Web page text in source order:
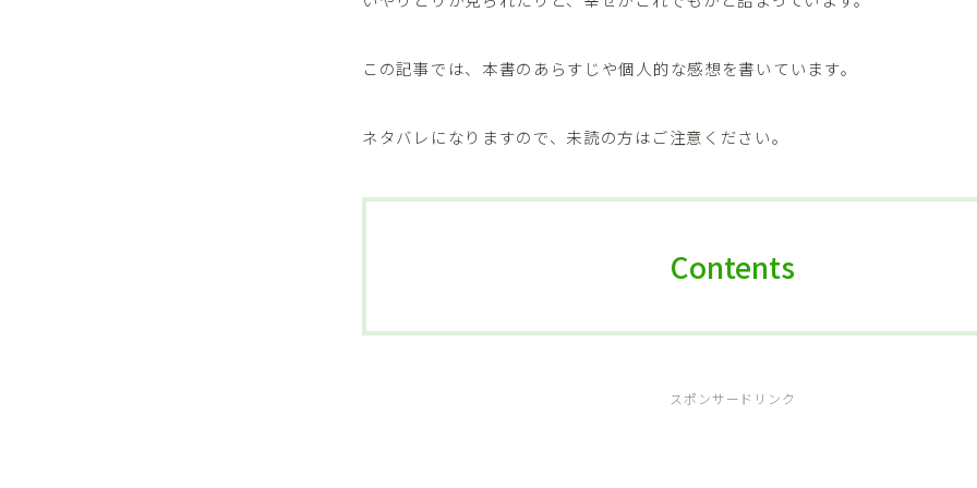
この記事では、本書のあらすじや個人的な感想を書いています。
ネタバレになりますので、未読の方はご注意ください。
Contents
スポンサードリンク